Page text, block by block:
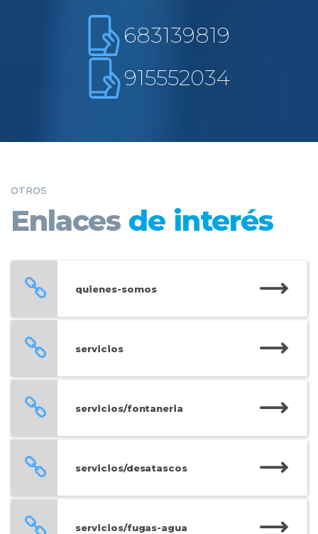
683139819
915552034
OTROS
Enlaces de interés
quienes-somos
servicios
servicios/fontaneria
servicios/desatascos
servicios/fugas-agua